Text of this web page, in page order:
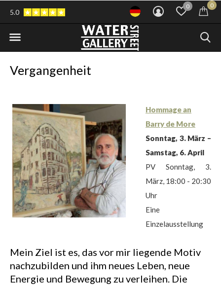
0 0
5.0
Vergangenheit
Hommage an
Barry de More
Sonntag, 3. März –
Samstag, 6. April
PV Sonntag, 3.
März, 18:00 - 20:30
Uhr
Eine
Einzelausstellung
Mein Ziel ist es, das vor mir liegende Motiv
nachzubilden und ihm neues Leben, neue
Energie und Bewegung zu verleihen. Die